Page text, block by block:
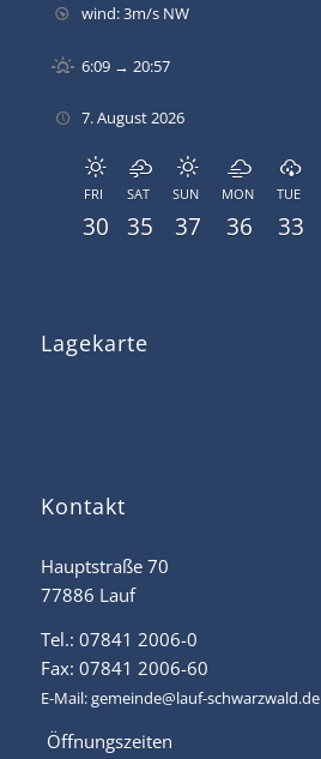
wind: 3m/s NW
6:09 → 20:57
7. August 2026
FRI
30
SAT
35
SUN
37
MON
36
TUE
33
Lagekarte
Kontakt
Hauptstraße 70
77886 Lauf
Tel.: 07841 2006-0
Fax: 07841 2006-60
E-Mail:gemeinde@lauf-schwarzwald.de
Öffnungszeiten